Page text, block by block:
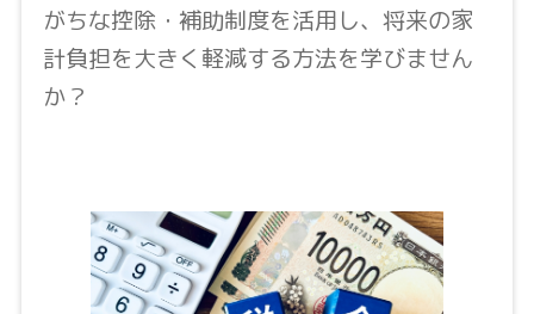
がちな控除・補助制度を活用し、将来の家
計負担を大きく軽減する方法を学びません
か？